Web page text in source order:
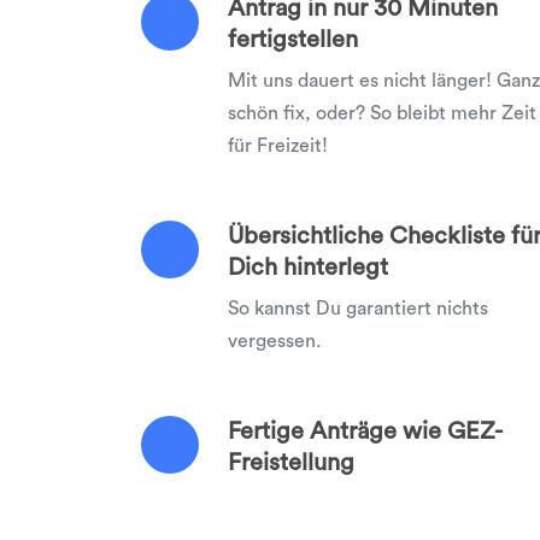
Antrag in nur 30 Minuten
fertigstellen
Mit uns dauert es nicht länger! Ganz
schön fix, oder? So bleibt mehr Zeit
für Freizeit!
Übersichtliche Checkliste für
Dich hinterlegt
So kannst Du garantiert nichts
vergessen.
Fertige Anträge wie GEZ-
Freistellung